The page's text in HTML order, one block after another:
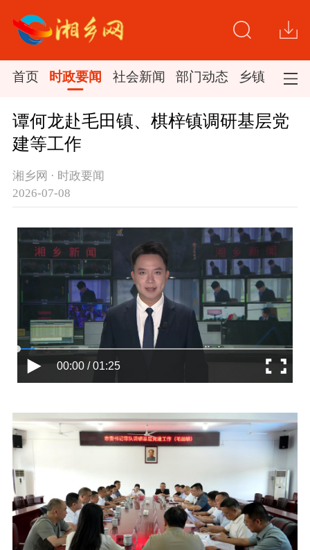
首页 时政要闻 社会新闻 部门动态 乡镇新闻
谭何龙赴毛田镇、棋梓镇调研基层党
建等工作
湘乡网 · 时政要闻
2026-07-08
00:00 / 01:25